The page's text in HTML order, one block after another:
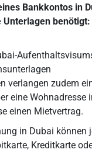
Bankkontos in
Unterlagen benötigt:
verlangen zudem
eine Wohnadresse
einen Mietvertrag.
in Dubai können
Kreditkarte